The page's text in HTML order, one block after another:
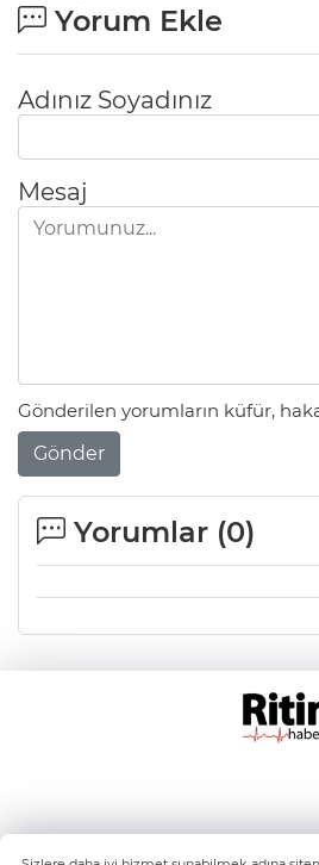
Yorum Ekle
Adınız Soyadınız
Mesaj
Gönderilen yorumların küfür,
Gönder
Yorumlar (0)